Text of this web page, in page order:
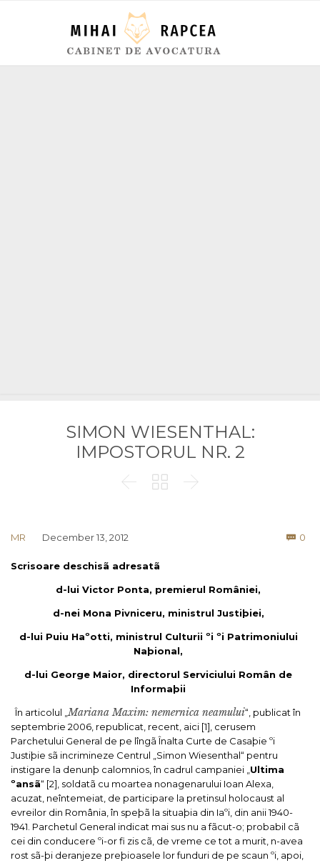
SIMON WIESENTHAL:
IMPOSTORUL NR. 2
  
MR December 13, 2012  0
Scrisoare deschisã adresatã
d-lui Victor Ponta, premierul României,
d-nei Mona Pivniceru, ministrul Justiþiei,
d-lui Puiu Haºotti, ministrul Culturii ºi ºi Patrimoniului
Naþional,
d-lui George Maior, directorul Serviciului Român de
Informaþii
În articolul „ Mariana Maxim: nemernica neamului“, publicat în
septembrie 2006, republicat, recent, aici [1], cerusem
Parchetului General de pe lîngã Înalta Curte de Casaþie ºi
Justiþie sã incrimineze Centrul „Simon Wiesenthal“ pentru
instigare la denunþ calomnios, în cadrul campaniei „ Ultima
ºansã“ [2], soldatã cu moartea nonagenarului Ioan Alexa,
acuzat, neîntemeiat, de participare la pretinsul holocaust al
evreilor din România, în speþã la situaþia din Iaºi, din anii 1940-
1941. Parchetul General indicat mai sus nu a fãcut-o; probabil cã
cei din conducere ºi-or fi zis cã, de vreme ce tot a murit, n-avea
rost sã-þi deranjeze preþioasele lor funduri de pe scaun ºi, apoi,